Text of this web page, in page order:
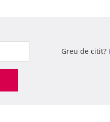
Greu de citit?